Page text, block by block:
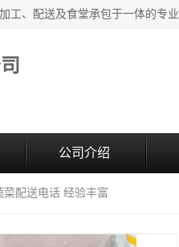
公司介绍
配送电话 经验丰富